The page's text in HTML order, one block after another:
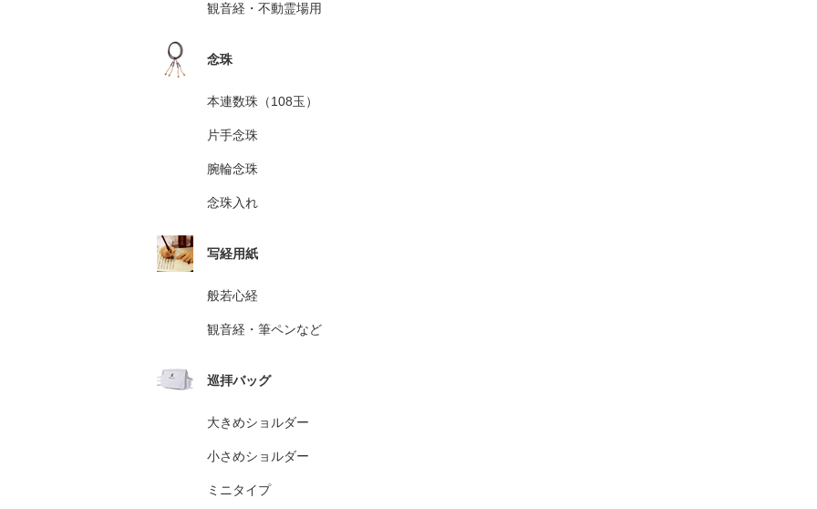
観音経・不動霊場用
念珠
本連数珠（108玉）
片手念珠
腕輪念珠
念珠入れ
写経用紙
般若心経
観音経・筆ペンなど
巡拝バッグ
大きめショルダー
小さめショルダー
ミニタイプ